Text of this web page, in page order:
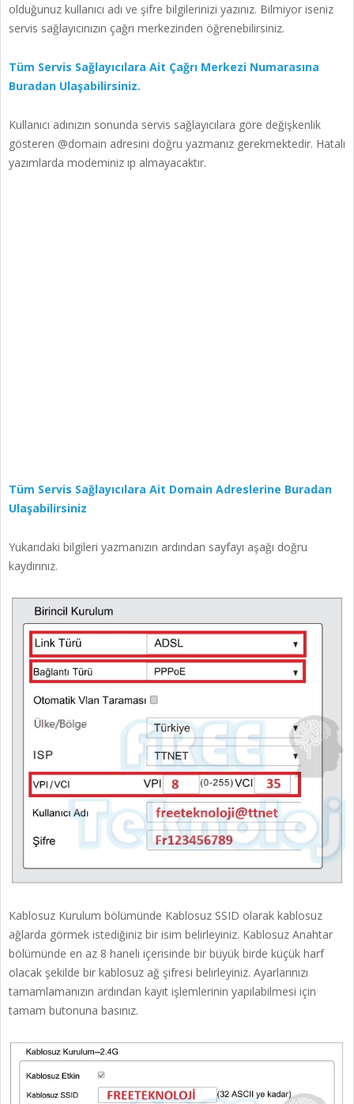
olduğunuz kullanıcı adı ve şifre bilgilerinizi yazınız. Bilmiyor iseniz
servis sağlayıcınızın çağrı merkezinden öğrenebilirsiniz.
Tüm Servis Sağlayıcılara Ait Çağrı Merkezi Numarasına
Buradan Ulaşabilirsiniz.
Kullanıcı adınızın sonunda servis sağlayıcılara göre değişkenlik
gösteren @domain adresini doğru yazmanız gerekmektedir. Hatalı
yazımlarda modeminiz ıp almayacaktır.
Tüm Servis Sağlayıcılara Ait Domain Adreslerine Buradan
Ulaşabilirsiniz
Yukarıdaki bilgileri yazmanızın ardından sayfayı aşağı doğru
kaydırınız.
Kablosuz Kurulum bölümünde Kablosuz SSID olarak kablosuz
ağlarda görmek istediğiniz bir isim belirleyiniz. Kablosuz Anahtar
bölümünde en az 8 haneli içerisinde bir büyük birde küçük harf
olacak şekilde bir kablosuz ağ şifresi belirleyiniz. Ayarlarınızı
tamamlamanızın ardından kayıt işlemlerinin yapılabilmesi için
tamam butonuna basınız.